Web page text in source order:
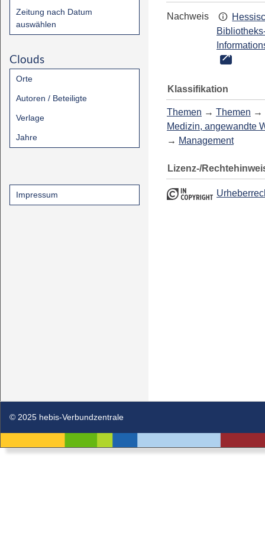
Zeitung nach Datum
auswählen
Clouds
Orte
Autoren / Beteiligte
Verlage
Jahre
Impressum
Nachweis
Klassifikation
Themen → Themen →
Medizin, angewandte
→ Management
Lizenz-/
© 2025 hebis-Verbundzentrale